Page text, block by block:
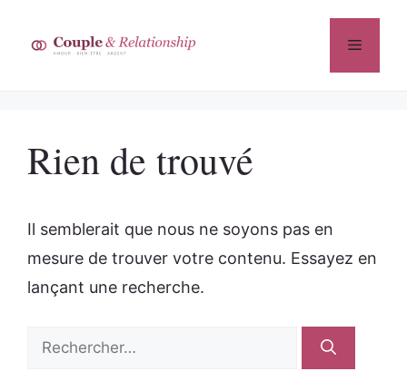
contenu
Menu
Rien de trouvé
Il semblerait que nous ne soyons pas en
mesure de trouver votre contenu. Essayez en
lançant une recherche.
Rechercher :